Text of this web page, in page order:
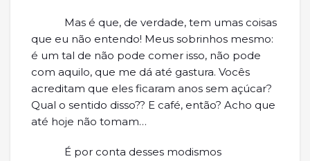
Mas é que, de verdade, tem umas coisas
que eu não entendo! Meus sobrinhos mesmo:
é um tal de não pode comer isso, não pode
com aquilo, que me dá até gastura. Vocês
acreditam que eles ficaram anos sem açúcar?
Qual o sentido disso?? E café, então? Acho que
até hoje não tomam…
É por conta desses modismos